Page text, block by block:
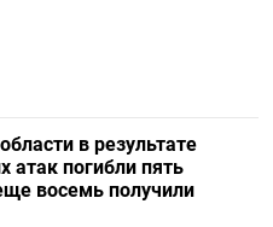
в результате
атак погибли пять
восемь получили